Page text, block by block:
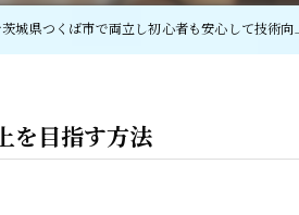
城県つくば市で両立し初心者も安心して技術
を目指す方法